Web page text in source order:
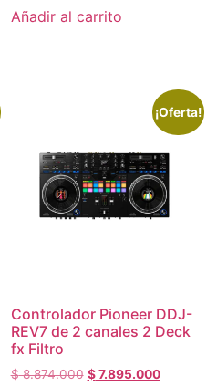
Añadir al carrito
¡Oferta!
Controlador Pioneer DDJ-
REV7 de 2 canales 2 Deck
fx Filtro
$8.874.000 $7.895.000